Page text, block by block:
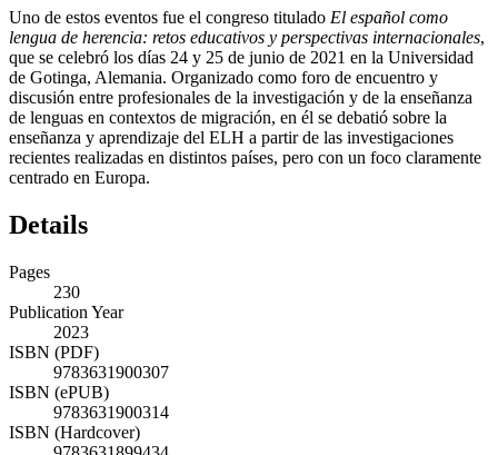
Uno de estos eventos fue el congreso titulado El español como
lengua de herencia: retos educativos y perspectivas internacionales,
que se celebró los días 24 y 25 de junio de 2021 en la Universidad
de Gotinga, Alemania. Organizado como foro de encuentro y
discusión entre profesionales de la investigación y de la enseñanza
de lenguas en contextos de migración, en él se debatió sobre la
enseñanza y aprendizaje del ELH a partir de las investigaciones
recientes realizadas en distintos países, pero con un foco claramente
centrado en Europa.
Details
Pages
230
Publication Year
2023
ISBN (PDF)
9783631900307
ISBN (ePUB)
9783631900314
ISBN (Hardcover)